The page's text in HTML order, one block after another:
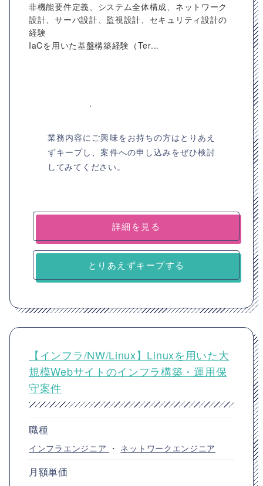
非機能要件定義、システム全体構成、ネットワーク
設計、サーバ設計、監視設計、セキュリティ設計の
経験
IaCを用いた基盤構築経験（Ter...
業務内容にご興味をお持ちの方はとりあえ
ずキープし、案件への申し込みをぜひ検討
してみてください。
詳細を見る
とりあえずキープする
【インフラ/NW/Linux】Linuxを用いた大
規模Webサイトのインフラ構築・運用保
守案件
職種
インフラエンジニア ・ ネットワークエンジニア
月額単価